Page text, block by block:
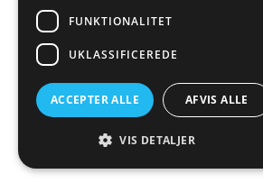
FUNKTIONALITET
UKLASSIFICEREDE
ACCEPTER ALLE AFVIS ALLE
VIS DETALJER